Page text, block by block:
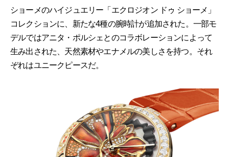
ショーメのハイジュエリー「エクロジオン ドゥ ショーメ」
コレクションに、新たな4種の腕時計が追加された。一部モ
デルではアニタ・ポルシェとのコラボレーションによって
生み出された、天然素材やエナメルの美しさを持つ。それ
ぞれはユニークピースだ。